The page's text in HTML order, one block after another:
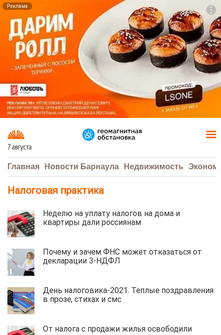
Реклама
7 августа
Главная Новости Барнаула Недвижимость
Налоговая практика
Неделю на уплату налогов на дома и
квартиры дали россиянам
Почему и зачем ФНС может отказаться от
декларации 3-НДФЛ
День налоговика-2021. Теплые поздравления
в прозе, стихах и смс
От налога с продажи жилья освободили